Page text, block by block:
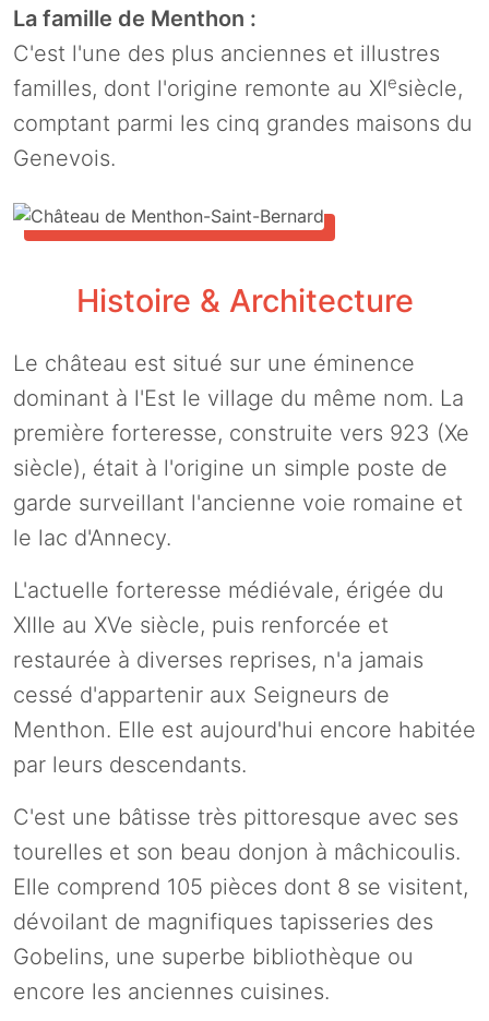
La famille de Menthon :
C'est l'une des plus anciennes et illustres
familles, dont l'origine remonte au XIesiècle,
comptant parmi les cinq grandes maisons du
Genevois.
Histoire & Architecture
Le château est situé sur une éminence
dominant à l'Est le village du même nom. La
première forteresse, construite vers 923 (Xe
siècle), était à l'origine un simple poste de
garde surveillant l'ancienne voie romaine et
le lac d'Annecy.
L'actuelle forteresse médiévale, érigée du
XIIIe au XVe siècle, puis renforcée et
restaurée à diverses reprises, n'a jamais
cessé d'appartenir aux Seigneurs de
Menthon. Elle est aujourd'hui encore habitée
par leurs descendants.
C'est une bâtisse très pittoresque avec ses
tourelles et son beau donjon à mâchicoulis.
Elle comprend 105 pièces dont 8 se visitent,
dévoilant de magnifiques tapisseries des
Gobelins, une superbe bibliothèque ou
encore les anciennes cuisines.